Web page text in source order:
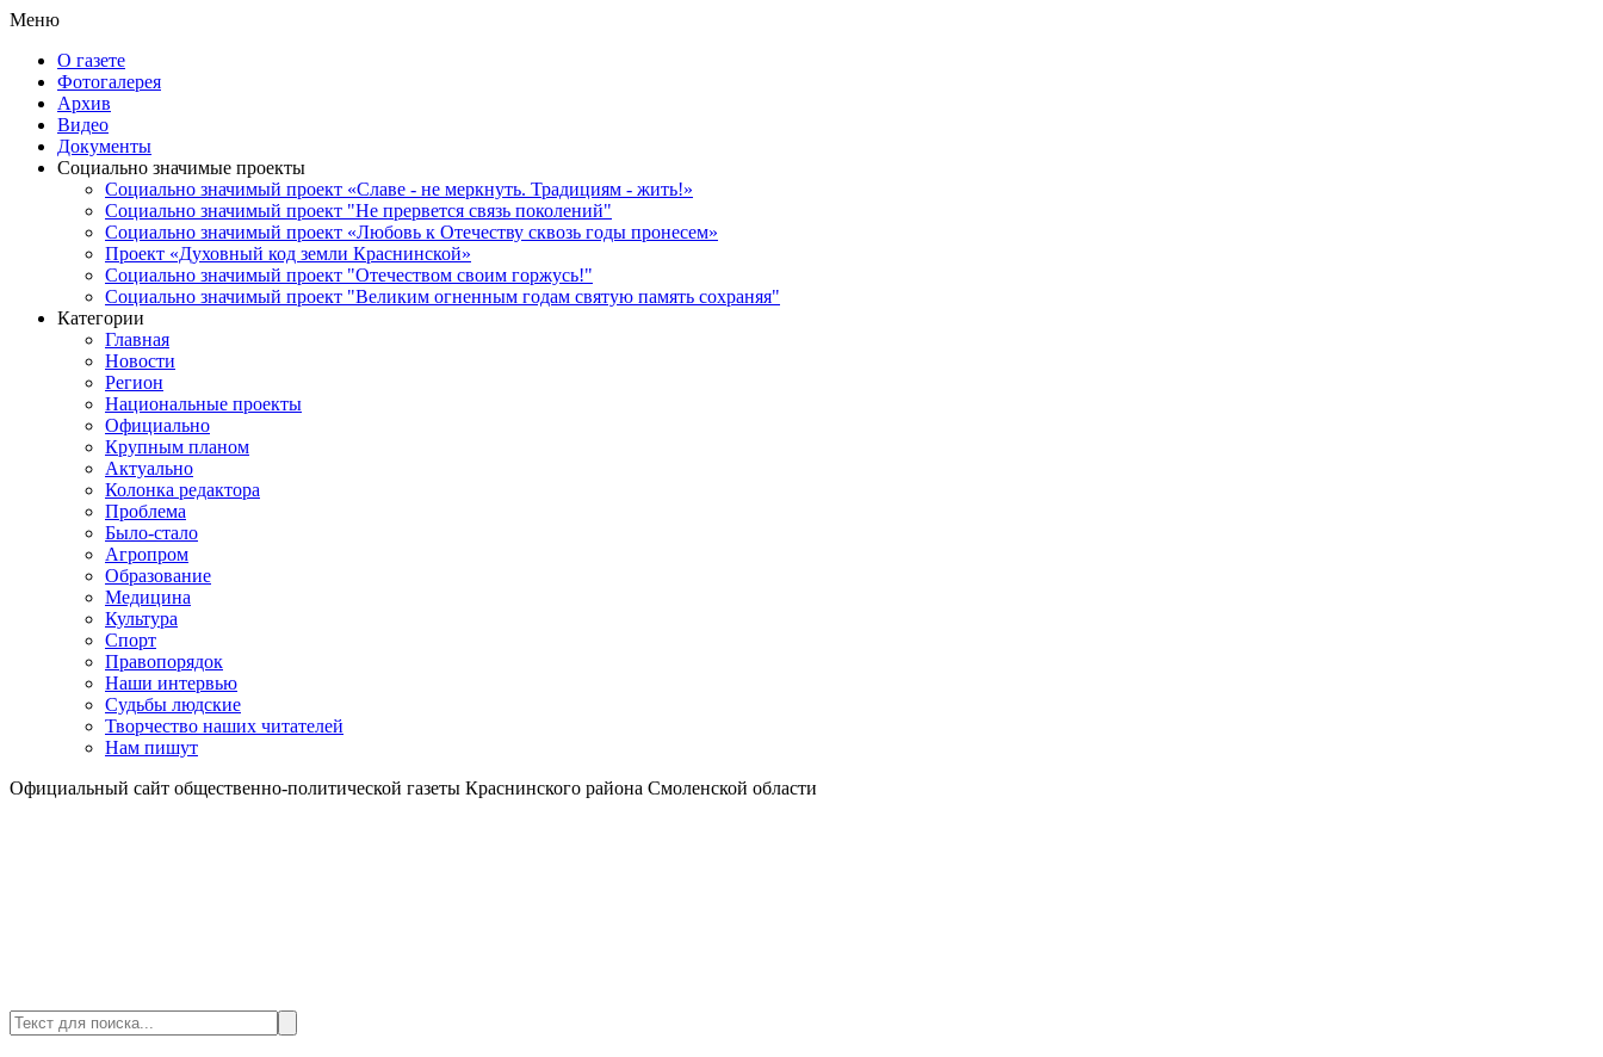
Меню
О газете
Фотогалерея
Архив
Видео
Документы
Социально значимые проекты
Социально значимый проект «Славе - не меркнуть. Традициям - жить!»
Социально значимый проект "Не прервется связь поколений"
Социально значимый проект «Любовь к Отечеству сквозь годы пронесем»
Проект «Духовный код земли Краснинской»
Социально значимый проект "Отечеством своим горжусь!"
Социально значимый проект "Великим огненным годам святую память сохраняя"
Категории
Главная
Новости
Регион
Национальные проекты
Официально
Крупным планом
Актуально
Колонка редактора
Проблема
Было-стало
Агропром
Образование
Медицина
Культура
Спорт
Правопорядок
Наши интервью
Судьбы людские
Творчество наших читателей
Нам пишут
Официальный сайт общественно-политической газеты Краснинского района Смоленской области